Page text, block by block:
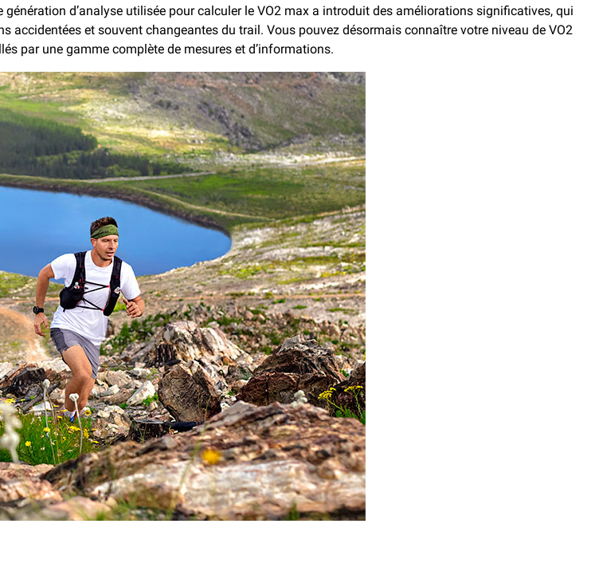
d’analyse utilisée pour calculer le VO2 max a introduit des améliorations significatives, qui
et souvent changeantes du trail. Vous pouvez désormais connaître votre niveau de VO2
par une gamme complète de mesures et d’informations.